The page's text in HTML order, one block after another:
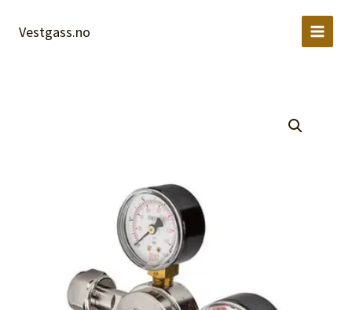
Vestgass.no